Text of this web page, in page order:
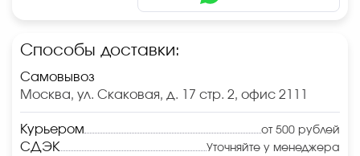
Способы доставки:
Самовывоз
Москва, ул. Скаковая, д. 17 стр. 2, офис 2111
Курьером от 500 рублей
СДЭК Уточняйте у менеджера